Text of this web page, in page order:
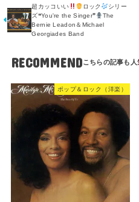
超カッコいい ロック
シリー
ズ❝You're the Singer❞
The
Bernie Leadon＆Michael
Georgiades Band
RECOMMEND
ポップ＆ロック（洋楽）